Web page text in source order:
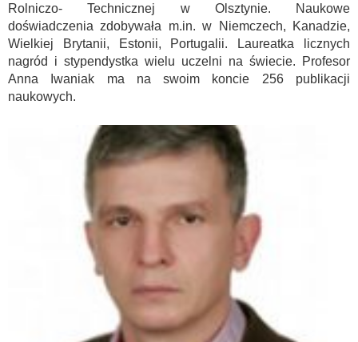
Rolniczo- Technicznej w Olsztynie. Naukowe
doświadczenia zdobywała m.in. w Niemczech, Kanadzie,
Wielkiej Brytanii, Estonii, Portugalii. Laureatka licznych
nagród i stypendystka wielu uczelni na świecie. Profesor
Anna Iwaniak ma na swoim koncie 256 publikacji
naukowych.